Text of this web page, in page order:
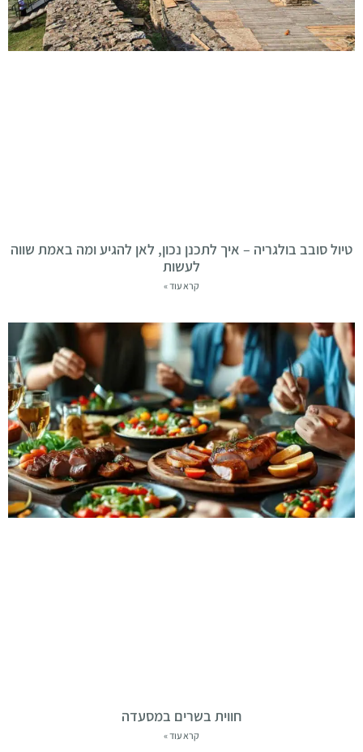
טיול סובב בולגריה – איך לתכנן נכון, לאן להגיע ומה באמת שווה
לעשות
קרא עוד »
חווית בשרים במסעדה
קרא עוד »